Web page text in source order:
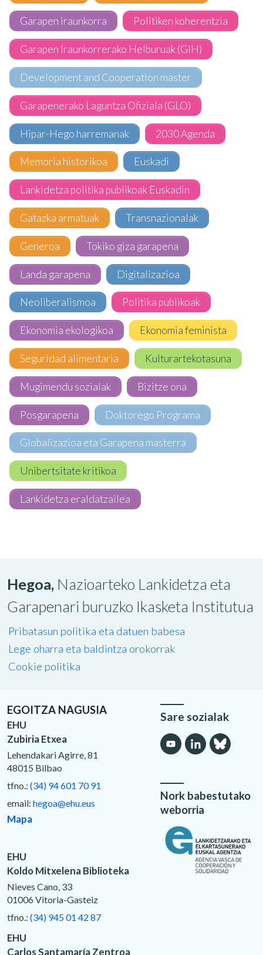
Garapen iraunkorra Politiken koherentzia
Garapen Iraunkorrerako Helburuak (GIH)
Development and Cooperation master
Garapenerako Laguntza Ofiziala (GLO)
Hipar-Hego harremanak 2030 Agenda
Memoria historikoa Euskadi
Lankidetza politika publikoak Euskadin
Gatazka armatuak Transnazionalak
Generoa Tokiko giza garapena
Landa garapena Digitalizazioa
Neoliberalismoa Politika publikoak
Ekonomia ekologikoa Ekonomia feminista
Seguridad alimentaria Kulturartekotasuna
Mugimendu sozialak Bizitze ona
Posgarapena Doktorego Programa
Globalizazioa eta Garapena masterra
Unibertsitate kritikoa
Lankidetza eraldatzailea
Hegoa, Nazioarteko Lankidetza eta
Garapenari buruzko Ikasketa Institutua
Pribatasun politika eta datuen babesa
Lege oharra eta baldintza orokorrak
Cookie politika
EGOITZA NAGUSIA
EHU
Zubiria Etxea
Lehendakari Agirre, 81
48015 Bilbao
tfno.: (34) 94 601 70 91
email: hegoa@ehu.eus
Mapa
EHU
Koldo Mitxelena Biblioteka
Nieves Cano, 33
01006 Vitoria-Gasteiz
tfno.: (34) 945 01 42 87
EHU
Carlos Santamaría Zentroa
Sare sozialak
Nork babestutako
weborria